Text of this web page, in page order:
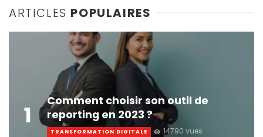
ARTICLES POPULAIRES
1
Comment choisir son outil de
reporting en 2023 ?
TRANSFORMATION DIGITALE 14790 vues